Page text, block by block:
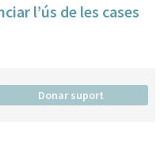
l’ús de les cases
Donar suport